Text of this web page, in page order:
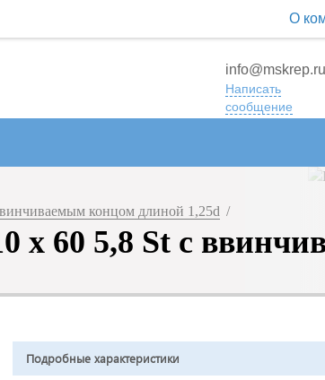
О
info@mskrep.ru
Написать
сообщение
концом длиной 1,25d /
х 60 5,8 St с
Подробные характеристики